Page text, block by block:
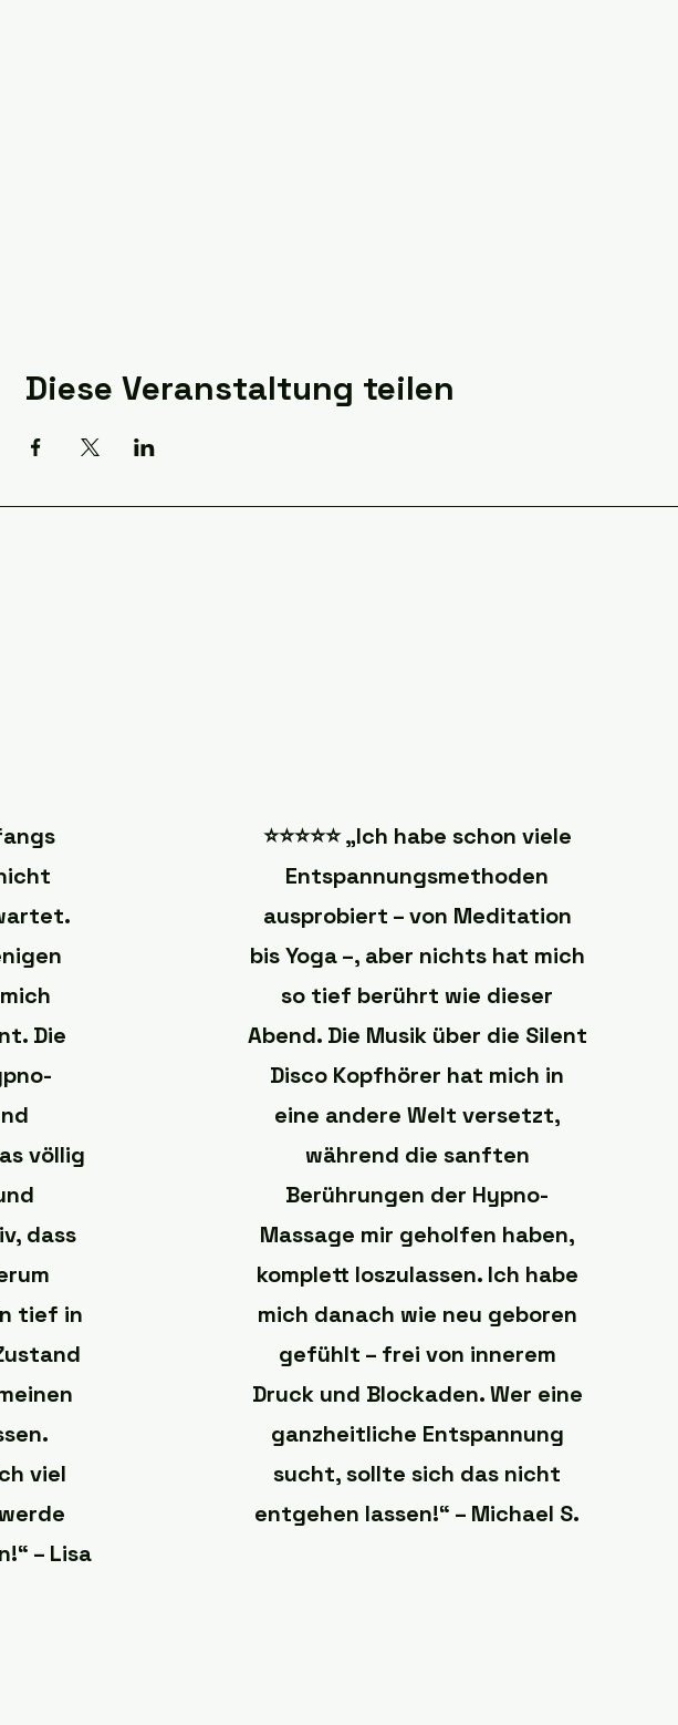
Diese Veranstaltung teilen
Die
völlig
dass
tief in
viel
– Lisa
⭐️⭐️⭐️⭐️⭐️ „Ich habe schon viele
Entspannungsmethoden
ausprobiert – von Meditation
bis Yoga –, aber nichts hat mich
so tief berührt wie dieser
Abend. Die Musik über die Silent
Disco Kopfhörer hat mich in
eine andere Welt versetzt,
während die sanften
Berührungen der Hypno-
Massage mir geholfen haben,
komplett loszulassen. Ich habe
mich danach wie neu geboren
gefühlt – frei von innerem
Druck und Blockaden. Wer eine
ganzheitliche Entspannung
sucht, sollte sich das nicht
entgehen lassen!“ – Michael S.